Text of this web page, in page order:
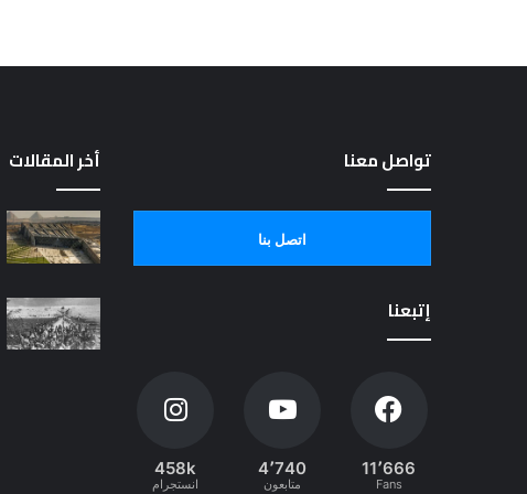
تواصل معنا
اتصل بنا
إتبعنا
11٬666
Fans
4٬740
متابعون
458k
انستجرام
أخر المقالات